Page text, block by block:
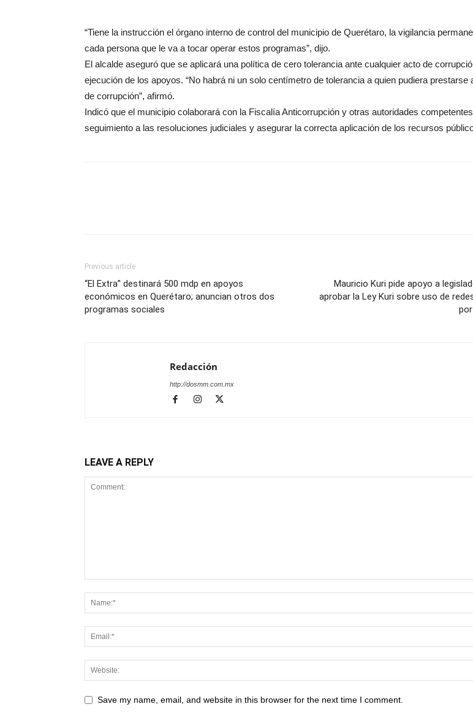
“Tiene la instrucción el órgano interno de control del municipio de Querétaro, la vigilancia
cada persona que le va a tocar operar estos programas”, dijo.
El alcalde aseguró que se aplicará una política de cero tolerancia ante cualquier acto de
ejecución de los apoyos. “No habrá ni un solo centímetro de tolerancia a quien pudiera prestarse
de corrupción”, afirmó.
Indicó que el municipio colaborará con la Fiscalía Anticorrupción y otras autoridades
seguimiento a las resoluciones judiciales y asegurar la correcta aplicación de los recursos
Previous article
“El Extra” destinará 500 mdp en apoyos
económicos en Querétaro; anuncian otros dos
programas sociales
Mauricio Kuri pide apoyo a
aprobar la Ley Kuri sobre uso de
Redacción
http://dosmm.com.mx
LEAVE A REPLY
Save my name, email, and website in this browser for the next time I comment.